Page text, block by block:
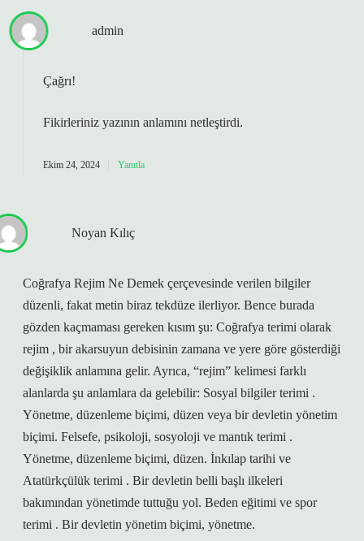
admin
Çağrı!
Fikirleriniz yazının anlamını netleştirdi.
Ekim 24, 2024 Yanıtla
Noyan Kılıç
Coğrafya Rejim Ne Demek çerçevesinde verilen bilgiler
düzenli, fakat metin biraz tekdüze ilerliyor. Bence burada
gözden kaçmaması gereken kısım şu: Coğrafya terimi olarak
rejim , bir akarsuyun debisinin zamana ve yere göre gösterdiği
değişiklik anlamına gelir. Ayrıca, “rejim” kelimesi farklı
alanlarda şu anlamlara da gelebilir: Sosyal bilgiler terimi .
Yönetme, düzenleme biçimi, düzen veya bir devletin yönetim
biçimi. Felsefe, psikoloji, sosyoloji ve mantık terimi .
Yönetme, düzenleme biçimi, düzen. İnkılap tarihi ve
Atatürkçülük terimi . Bir devletin belli başlı ilkeleri
bakımından yönetimde tuttuğu yol. Beden eğitimi ve spor
terimi . Bir devletin yönetim biçimi, yönetme.